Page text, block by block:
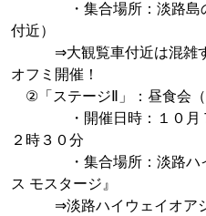
・集合場所：淡路島の
付近）
⇒大観覧車付近は混雑す
オフミ開催！
②「ステージⅡ」：昼食会（
・開催日時：１０月７
２時３０分
・集合場所：淡路ハイ
ス モスタージ』
⇒淡路ハイウェイオアシ